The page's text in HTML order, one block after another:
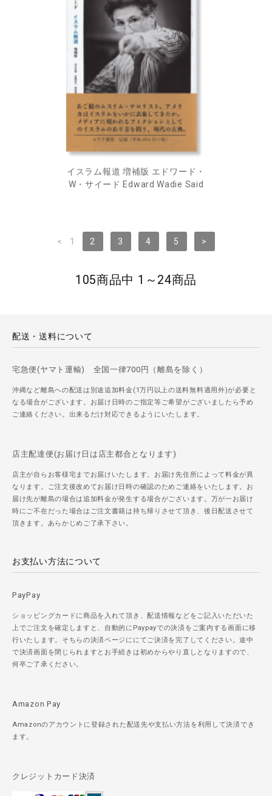
イスラム報道 増補版 エドワード・
W・サイード Edward Wadie Said
< 1 2 3 4 5 >
105商品中 1～24商品
配送・送料について
宅急便(ヤマト運輸) 全国一律700円（離島を除く）
沖縄など離島への配送は別途追加料金(1万円以上の送料無料適用外)が必要と
なる場合がございます。お届け日時のご指定等ご希望がございましたら予め
ご連絡ください。出来るだけ対応できるようにいたします。
店主配達便(お届け日は店主都合となります)
店主が自らお客様宅までお届けいたします。お届け先住所によって料金が異
なります。ご注文後改めてお届け日時の確認のためご連絡をいたします。お
届け先が離島の場合は追加料金が発生する場合がございます。万が一お届け
時にご不在だった場合はご注文書籍は持ち帰りさせて頂き、後日配送させて
頂きます。あらかじめご了承下さい。
お支払い方法について
PayPay
ショッピングカードに商品を入れて頂き、配送情報などをご記入いただいた
上でご注文を確定しますと、自動的にPaypayでの決済をご案内する画面に移
行いたします。そちらの決済ページににてご決済を完了してください。途中
で決済画面を閉じられますとお手続きは初めからやり直しとなりますので、
何卒ご了承ください。
Amazon Pay
Amazonのアカウントに登録された配送先や支払い方法を利用して決済でき
ます。
クレジットカード決済